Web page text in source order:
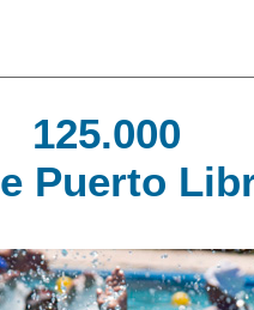
Puerto